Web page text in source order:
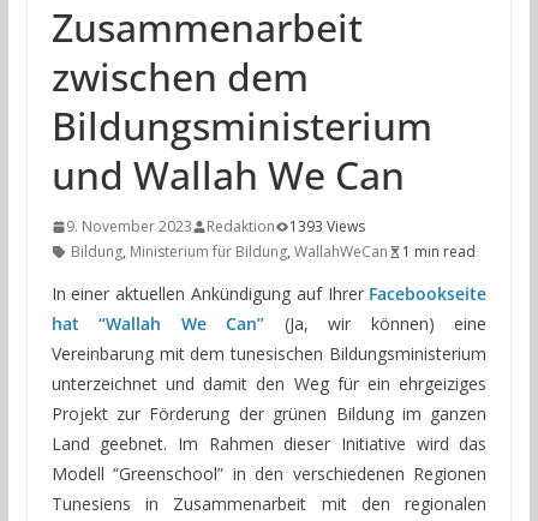
Zusammenarbeit
zwischen dem
Bildungsministerium
und Wallah We Can
9. November 2023 Redaktion
1393 Views
Bildung, Ministerium für Bildung, WallahWeCan 1 min read
In einer aktuellen Ankündigung auf Ihrer Facebookseite
hat “Wallah We Can” (Ja, wir können) eine
Vereinbarung mit dem tunesischen Bildungsministerium
unterzeichnet und damit den Weg für ein ehrgeiziges
Projekt zur Förderung der grünen Bildung im ganzen
Land geebnet. Im Rahmen dieser Initiative wird das
Modell “Greenschool” in den verschiedenen Regionen
Tunesiens in Zusammenarbeit mit den regionalen